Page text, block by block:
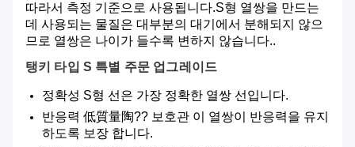
따라서 측정 기준으로 사용됩니다.S형 열쌍을 만드는
데 사용되는 물질은 대부분의 대기에서 분해되지 않으
므로 열쌍은 나이가 들수록 변하지 않습니다..
탱키 타입 S 특별 주문 업그레이드
정확성 S형 선은 가장 정확한 열쌍 선입니다.
반응력 低質量陶?? 보호관 이 열쌍이 반응력을 유지
하도록 보장 합니다.